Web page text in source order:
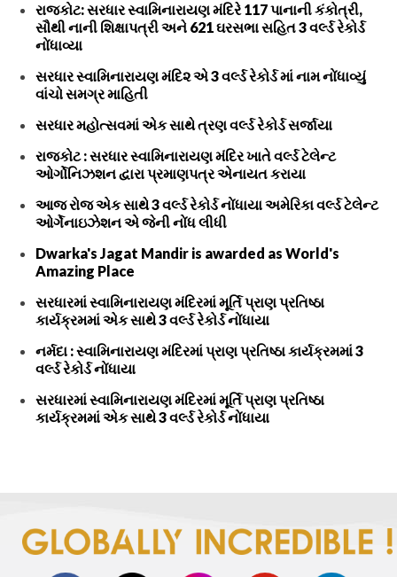
રાજકોટ: સરધાર સ્વામિનારાયણ મંદિરે 117 પાનાની કંકોત્રી,
સૌથી નાની શિક્ષાપત્રી અને 621 ઘરસભા સહિત 3 વર્લ્ડ રેકોર્ડ
નોંધાવ્યા
સરધાર સ્વામિનારાયણ મંદિ૨ એ 3 વર્લ્ડ રેકોર્ડ માં નામ નોંધાવ્યું
વાંચો સમગ્ર માહિતી
સરધાર મહોત્સવમાં એક સાથે ત્રણ વર્લ્ડ રેકોર્ડ સર્જાયા
રાજકોટ : સરધાર સ્વામિનારાયણ મંદિર ખાતે વર્લ્ડ ટેલેન્ટ
ઓર્ગોનિઝશન દ્વારા પ્રમાણપત્ર એનાયત કરાયા
આજ રોજ એક સાથે 3 વર્લ્ડ રેકોર્ડ નોંધાયા અમેરિકા વર્લ્ડ ટેલેન્ટ
ઓર્ગેનાઇઝેશન એ જેની નોંધ લીધી
Dwarka's Jagat Mandir is awarded as World's
Amazing Place
સરધારમાં સ્વામિનારાયણ મંદિરમાં મૂર્તિ પ્રાણ પ્રતિષ્ઠા
કાર્યક્રમમાં એક સાથે 3 વર્લ્ડ રેકોર્ડ નોંધાયા
નર્મદા : સ્વામિનારાયણ મંદિરમાં પ્રાણ પ્રતિષ્ઠા કાર્યક્રમમાં 3
વર્લ્ડ રેકોર્ડ નોંધાયા
સરધારમાં સ્વામિનારાયણ મંદિરમાં મૂર્તિ પ્રાણ પ્રતિષ્ઠા
કાર્યક્રમમાં એક સાથે 3 વર્લ્ડ રેકોર્ડ નોંધાયા